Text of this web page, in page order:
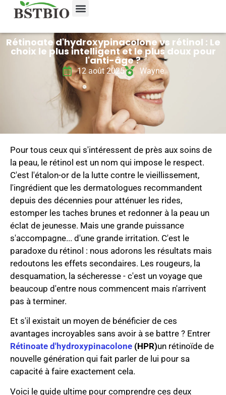
Rétinoate d'hydroxypinacolone vs rétinol : Le
choix le plus intelligent et le plus doux pour
l'anti-âge ?
12 août 2025 Wayne
Pour tous ceux qui s'intéressent de près aux soins de
la peau, le rétinol est un nom qui impose le respect.
C'est l'étalon-or de la lutte contre le vieillissement,
l'ingrédient que les dermatologues recommandent
depuis des décennies pour atténuer les rides,
estomper les taches brunes et redonner à la peau un
éclat de jeunesse. Mais une grande puissance
s'accompagne... d'une grande irritation. C'est le
paradoxe du rétinol : nous adorons les résultats mais
redoutons les effets secondaires. Les rougeurs, la
desquamation, la sécheresse - c'est un voyage que
beaucoup d'entre nous commencent mais n'arrivent
pas à terminer.
Et s'il existait un moyen de bénéficier de ces
avantages incroyables sans avoir à se battre ? Entrer
Rétinoate d'hydroxypinacolone (HPR)un rétinoïde de
nouvelle génération qui fait parler de lui pour sa
capacité à faire exactement cela.
Voici le guide ultime pour comprendre ces deux